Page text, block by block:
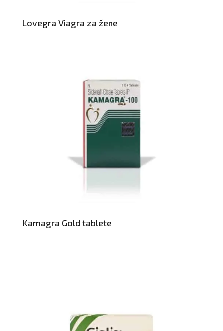
Lovegra Viagra za žene
Kamagra Gold tablete